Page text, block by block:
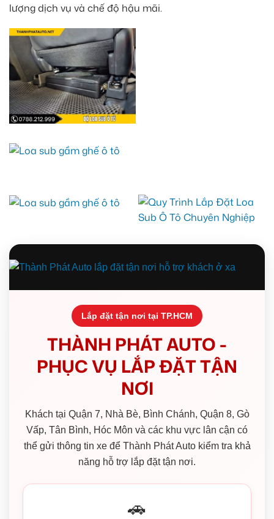
lượng dịch vụ và chế độ hậu mãi.
Lắp đặt tận nơi tại TP.HCM
THÀNH PHÁT AUTO -
PHỤC VỤ LẮP ĐẶT TẬN
NƠI
Khách tại Quận 7, Nhà Bè, Bình Chánh, Quận 8, Gò
Vấp, Tân Bình, Hóc Môn và các khu vực lân cận có
thể gửi thông tin xe để Thành Phát Auto kiểm tra khả
năng hỗ trợ lắp đặt tận nơi.
🚗